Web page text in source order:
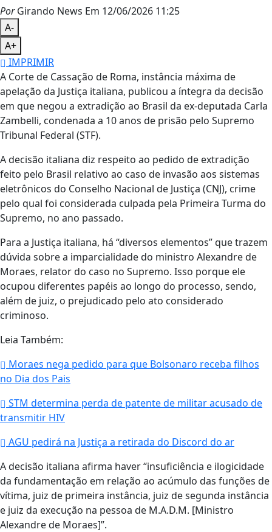
PorGirando News Em 12/06/2026 11:25
A-
A+
IMPRIMIR
A Corte de Cassação de Roma, instância máxima de
apelação da Justiça italiana, publicou a íntegra da decisão
em que negou a extradição ao Brasil da ex-deputada Carla
Zambelli, condenada a 10 anos de prisão pelo Supremo
Tribunal Federal (STF).
A decisão italiana diz respeito ao pedido de extradição
feito pelo Brasil relativo ao caso de invasão aos sistemas
eletrônicos do Conselho Nacional de Justiça (CNJ), crime
pelo qual foi considerada culpada pela Primeira Turma do
Supremo, no ano passado.
Para a Justiça italiana, há “diversos elementos” que trazem
dúvida sobre a imparcialidade do ministro Alexandre de
Moraes, relator do caso no Supremo. Isso porque ele
ocupou diferentes papéis ao longo do processo, sendo,
além de juiz, o prejudicado pelo ato considerado
criminoso.
Leia Também:
Moraes nega pedido para que Bolsonaro receba filhos
no Dia dos Pais
STM determina perda de patente de militar acusado de
transmitir HIV
AGU pedirá na Justiça a retirada do Discord do ar
A decisão italiana afirma haver “insuficiência e ilogicidade
da fundamentação em relação ao acúmulo das funções de
vítima, juiz de primeira instância, juiz de segunda instância
e juiz da execução na pessoa de M.A.D.M. [Ministro
Alexandre de Moraes]”.